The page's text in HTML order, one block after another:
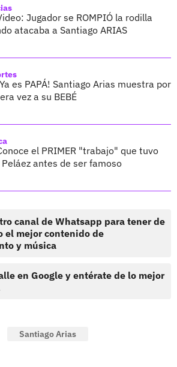
Jugador se ROMPIÓ la rodilla
atacaba a Santiago ARIAS
es PAPÁ! Santiago Arias muestra por
vez a su BEBÉ
el PRIMER "trabajo" que tuvo
Peláez antes de ser famoso
canal de Whatsapp para tener de
el mejor contenido de
y música
en Google y entérate de lo mejor
Santiago Arias